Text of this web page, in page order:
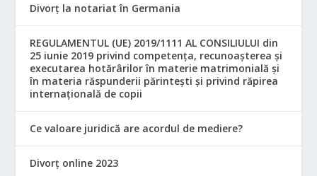
Divorț la notariat în Germania
REGULAMENTUL (UE) 2019/1111 AL CONSILIULUI din
25 iunie 2019 privind competența, recunoașterea și
executarea hotărârilor în materie matrimonială și
în materia răspunderii părintești și privind răpirea
internațională de copii
Ce valoare juridică are acordul de mediere?
Divorț online 2023